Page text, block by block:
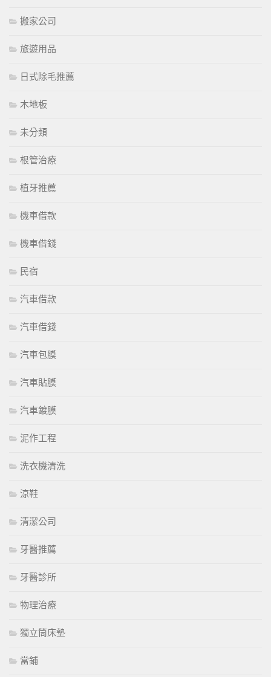
搬家公司
旅遊用品
日式除毛推薦
木地板
未分類
根管治療
植牙推薦
機車借款
機車借錢
民宿
汽車借款
汽車借錢
汽車包膜
汽車貼膜
汽車鍍膜
泥作工程
洗衣機清洗
涼鞋
清潔公司
牙醫推薦
牙醫診所
物理治療
獨立筒床墊
當鋪